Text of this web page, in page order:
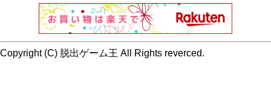
Copyright (C) 脱出ゲーム王 All Rights reverced.